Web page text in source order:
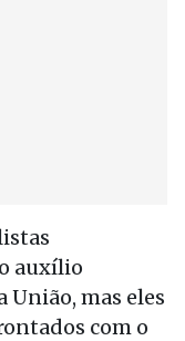
auxílio
União, mas eles
com o